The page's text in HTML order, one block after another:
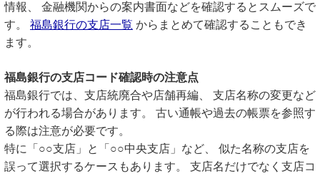
情報、 金融機関からの案内書面などを確認するとスムーズで
す。 福島銀行の支店一覧 からまとめて確認することもでき
ます。
福島銀行の支店コード確認時の注意点
福島銀行では、支店統廃合や店舗再編、 支店名称の変更など
が行われる場合があります。 古い通帳や過去の帳票を参照す
る際は注意が必要です。
特に「○○支店」と「○○中央支店」など、 似た名称の支店を
誤って選択するケースもあります。 支店名だけでなく支店コ